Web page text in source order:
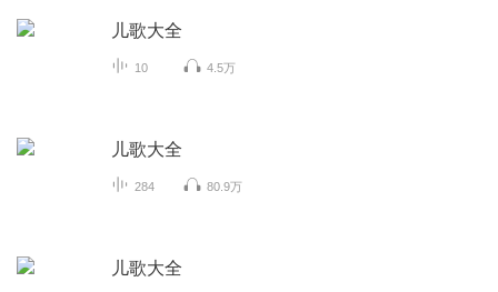
儿歌大全
10 4.5万
儿歌大全
284 80.9万
儿歌大全